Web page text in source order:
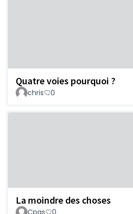
Quatre voies pourquoi ?
chris 0
La moindre des choses